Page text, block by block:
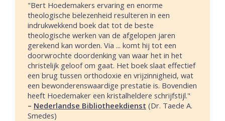
"Bert Hoedemakers ervaring en enorme
theologische belezenheid resulteren in een
indrukwekkend boek dat tot de beste
theologische werken van de afgelopen jaren
gerekend kan worden. Via ... komt hij tot een
doorwrochte doordenking van waar het in het
christelijk geloof om gaat. Het boek slaat effectief
een brug tussen orthodoxie en vrijzinnigheid, wat
een bewonderenswaardige prestatie is. Bovendien
heeft Hoedemaker een kristalheldere schrijfstijl."
– Nederlandse Bibliotheekdienst (Dr. Taede A.
Smedes)